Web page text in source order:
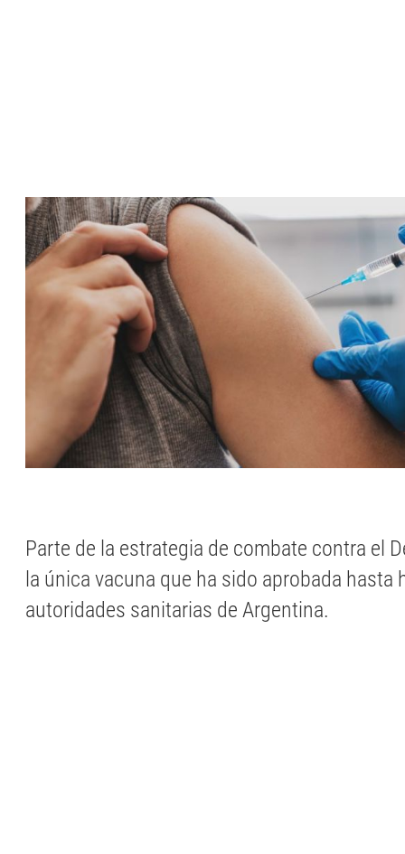
Parte de la estrategia de combate contra el
la única vacuna que ha sido aprobada hasta
autoridades sanitarias de Argentina.